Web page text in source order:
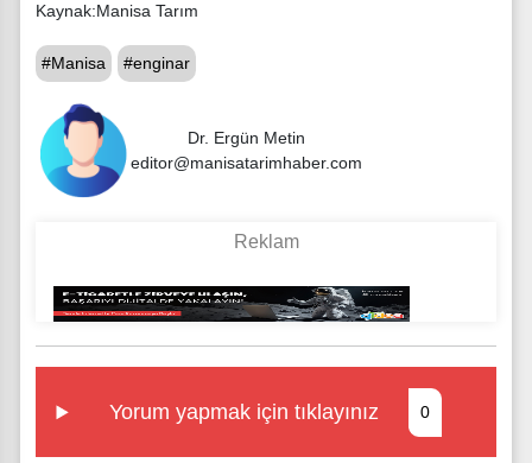
Kaynak:Manisa Tarım
#Manisa #enginar
Dr. Ergün Metin
editor@manisatarimhaber.com
Yorum yapmak için tıklayınız 0